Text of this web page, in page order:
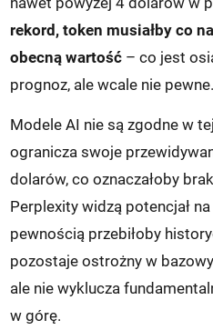
rekord, token musiałby co
obecną wartość – co jest
prognoz, ale wcale nie pewne.
Modele AI nie są zgodne w
ogranicza swoje
dolarów, co oznaczałoby
Perplexity widzą potencjał
pewnością przebiłoby
pozostaje ostrożny w
ale nie wyklucza
w górę.